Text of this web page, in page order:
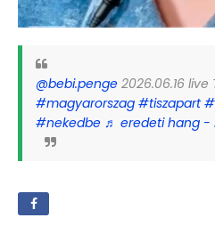
@bebi.penge 2026.06.16
#magyarorszag #tiszapart
#nekedbe ♬ eredeti hang -